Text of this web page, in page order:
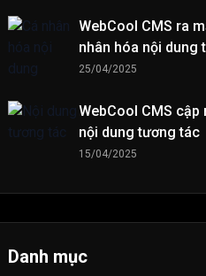
WebCool CMS ra
nhân hóa nội dung
đọc
25/04/2025
WebCool CMS
nội dung tương tác
15/04/2025
Danh mục